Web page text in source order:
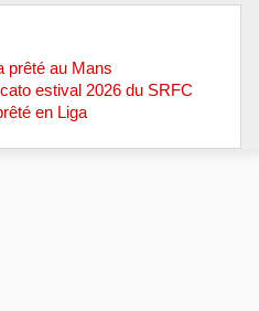
prêté au Mans
estival 2026 du SRFC
en Liga